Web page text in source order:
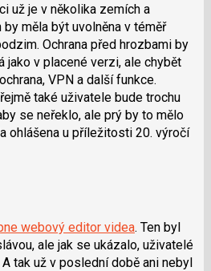
už je v několika zemích a
měla být uvolněna v téměř
Ochrana před hrozbami by
jako v placené verzi, ale chybět
VPN a další funkce.
také uživatele bude trochu
se neřeklo, ale prý by to mělo
ohlášena u příležitosti 20. výročí
webový editor videa. Ten byl
ale jak se ukázalo, uživatelé
tak už v poslední době ani nebyl